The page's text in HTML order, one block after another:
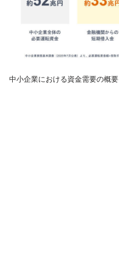
中小企業における資金需要の概要